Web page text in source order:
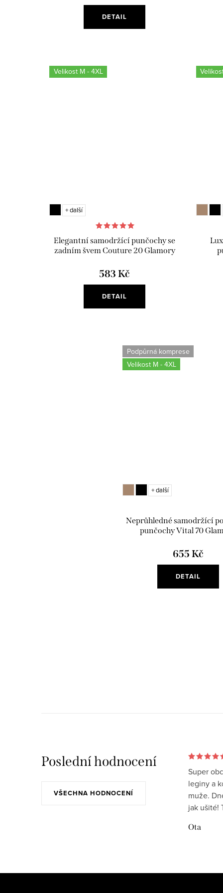
DETAIL
Velikost M - 4XL
+ další
Elegantní samodržící punčochy se
zadním švem Couture 20 Glamory
583 Kč
DETAIL
Podpůrná komprese
Velikost M - 4XL
+ další
Neprůhledné samodržící
punčochy Vital 70
655 Kč
DETAIL
c
í
á
Poslední hodnocení
VŠECHNA HODNOCENÍ
Super
leginy a
muže.
jak ušité!
Ota